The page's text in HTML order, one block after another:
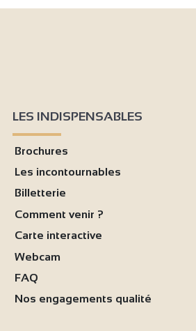
LES INDISPENSABLES
Brochures
Les incontournables
Billetterie
Comment venir ?
Carte interactive
Webcam
FAQ
Nos engagements qualité